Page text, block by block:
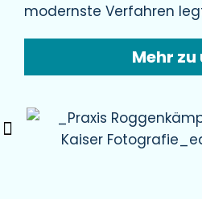
modernste Verfahren
Mehr zu